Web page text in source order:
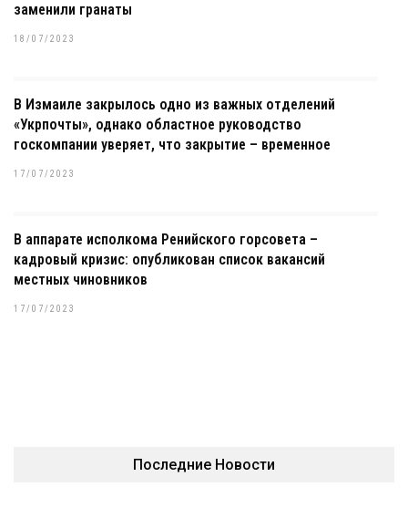
заменили гранаты
18/07/2023
В Измаиле закрылось одно из важных отделений
«Укрпочты», однако областное руководство
госкомпании уверяет, что закрытие – временное
17/07/2023
В аппарате исполкома Ренийского горсовета –
кадровый кризис: опубликован список вакансий
местных чиновников
17/07/2023
Последние Новости